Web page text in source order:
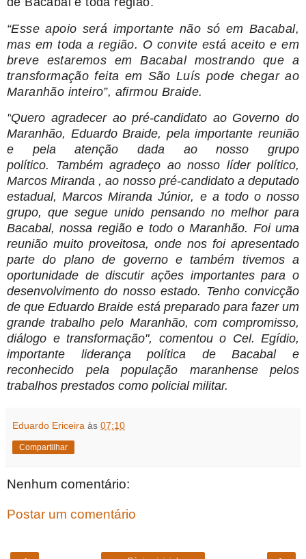
“Esse apoio será importante não só em Bacabal,
mas em toda a região. O convite está aceito e em
breve estaremos em Bacabal mostrando que a
transformação feita em São Luís pode chegar ao
Maranhão inteiro”, afirmou Braide.
"Quero agradecer ao pré-candidato ao Governo do
Maranhão, Eduardo Braide, pela importante reunião
e pela atenção dada ao nosso grupo
político. Também agradeço ao nosso líder político,
Marcos Miranda , ao nosso pré-candidato a deputado
estadual, Marcos Miranda Júnior, e a todo o nosso
grupo, que segue unido pensando no melhor para
Bacabal, nossa região e todo o Maranhão. Foi uma
reunião muito proveitosa, onde nos foi apresentado
parte do plano de governo e também tivemos a
oportunidade de discutir ações importantes para o
desenvolvimento do nosso estado. Tenho convicção
de que Eduardo Braide está preparado para fazer um
grande trabalho pelo Maranhão, com compromisso,
diálogo e transformação", comentou o Cel. Egídio,
importante liderança política de Bacabal e
reconhecido pela população maranhense pelos
trabalhos prestados como policial militar.
Eduardo Ericeira às 07:10
Compartilhar
Nenhum comentário:
Postar um comentário